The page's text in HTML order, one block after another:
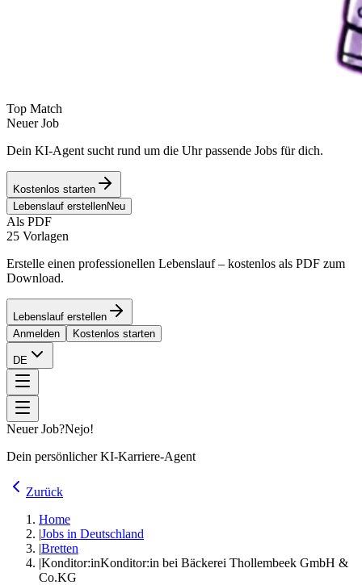
Top Match
Neuer Job
Dein KI-Agent sucht rund um die Uhr passende Jobs für dich.
Kostenlos starten
Lebenslauf erstellenNeu
Als PDF
25 Vorlagen
Erstelle einen professionellen Lebenslauf – kostenlos als PDF zum
Download.
Lebenslauf erstellen
Anmelden
Kostenlos starten
DE
Neuer Job?Nejo!
Dein persönlicher KI-Karriere-Agent
Zurück
Home
|Jobs in Deutschland
|Bretten
|Konditor:inKonditor:in bei Bäckerei Thollembeek GmbH &
Co.KG